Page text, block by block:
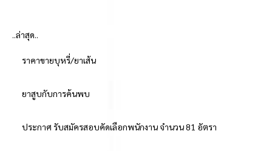
..ล่าสุด..
ราคาขายบุหรี่/ยาเส้น
ยาสูบกับการค้นพบ
ประกาศ รับสมัครสอบคัดเลือกพนักงาน จำนวน 81 อัตรา